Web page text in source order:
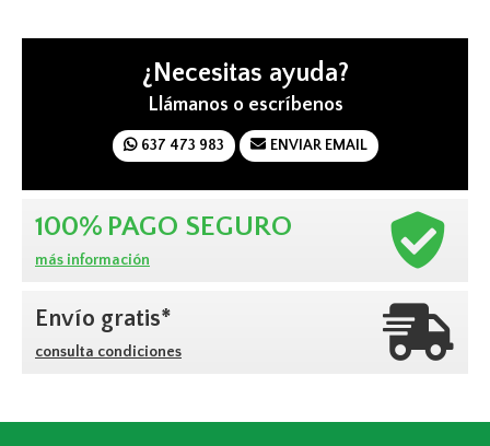
¿Necesitas ayuda?
Llámanos o escríbenos
637 473 983 ENVIAR EMAIL
100% PAGO SEGURO
más información
Envío gratis*
consulta condiciones